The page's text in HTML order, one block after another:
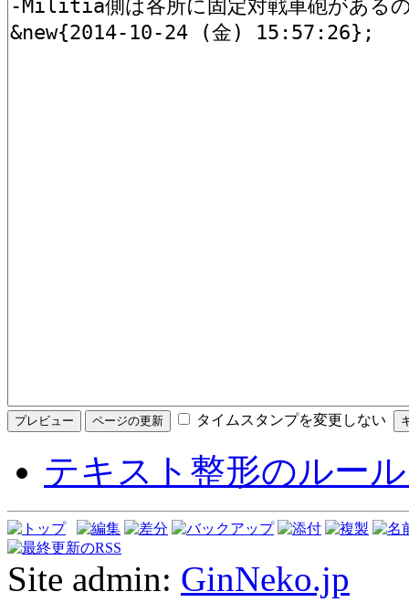
タイムスタンプを変更しない
テキスト整形のルー
Site admin: GinNeko.jp